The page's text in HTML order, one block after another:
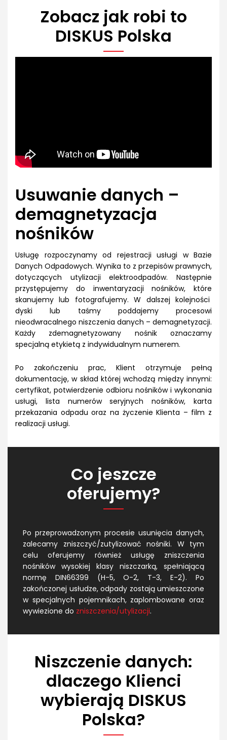
Zobacz jak robi to
DISKUS Polska
Usuwanie danych –
demagnetyzacja
nośników
Usługę rozpoczynamy od rejestracji usługi w Bazie
Danych Odpadowych. Wynika to z przepisów prawnych,
dotyczących utylizacji elektroodpadów. Następnie
przystępujemy do inwentaryzacji nośników, które
skanujemy lub fotografujemy. W dalszej kolejności
dyski lub taśmy poddajemy procesowi
nieodwracalnego niszczenia danych – demagnetyzacji.
Każdy zdemagnetyzowany nośnik oznaczamy
specjalną etykietą z indywidualnym numerem.
Po zakończeniu prac, Klient otrzymuje pełną
dokumentację, w skład której wchodzą między innymi:
certyfikat, potwierdzenie odbioru nośników i wykonania
usługi, lista numerów seryjnych nośników, karta
przekazania odpadu oraz na życzenie Klienta – film z
realizacji usługi.
Co jeszcze
oferujemy?
Po przeprowadzonym procesie usunięcia danych,
zalecamy zniszczyć/zutylizować nośniki. W tym
celu oferujemy również usługę zniszczenia
nośników wysokiej klasy niszczarką, spełniającą
normę DIN66399 (H-5, O-2, T-3, E-2). Po
zakończonej usłudze, odpady zostają umieszczone
w specjalnych pojemnikach, zaplombowane oraz
wywiezione do zniszczenia/utylizacji.
Niszczenie danych:
dlaczego Klienci
wybierają DISKUS
Polska?